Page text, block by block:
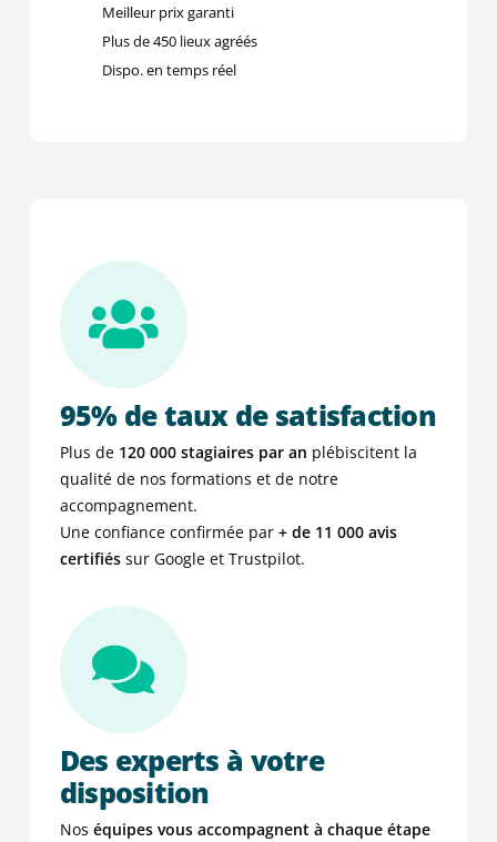
Meilleur prix garanti
Plus de 450 lieux agréés
Dispo. en temps réel
95% de taux de satisfaction
Plus de 120 000 stagiaires par an plébiscitent la
qualité de nos formations et de notre
accompagnement.
Une confiance confirmée par + de 11 000 avis
certifiéssur Google et Trustpilot.
Des experts à votre
disposition
Nos équipes vous accompagnent à chaque étape